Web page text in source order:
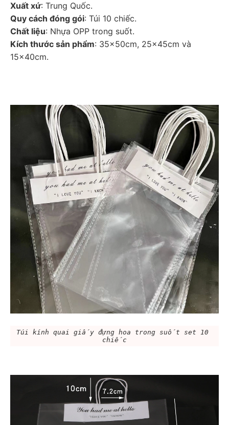
Xuất xứ: Trung Quốc.
Quy cách đóng gói: Túi 10 chiếc.
Chất liệu: Nhựa OPP trong suốt.
Kích thước sản phẩm: 35x50cm, 25x45cm và
15x40cm.
Túi kính quai giấy đựng hoa trong suốt set 10
chiếc